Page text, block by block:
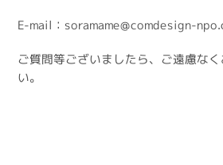
E-mail：soramame@comdesign-
ご質問等ございましたら、ご遠慮な
い。